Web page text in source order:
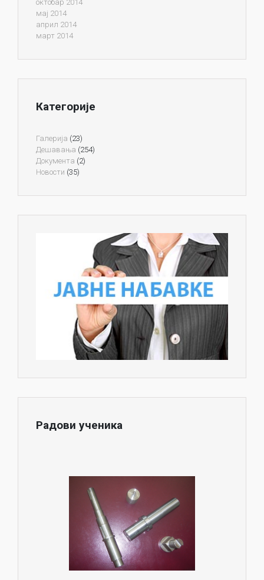
октобар 2014
мај 2014
април 2014
март 2014
Категорије
Галерија (23)
Дешавања (254)
Документа (2)
Новости (35)
Радови ученика